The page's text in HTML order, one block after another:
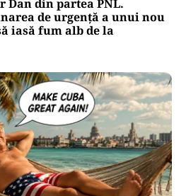
Dan din partea PNL.
de urgență a unui nou
iasă fum alb de la